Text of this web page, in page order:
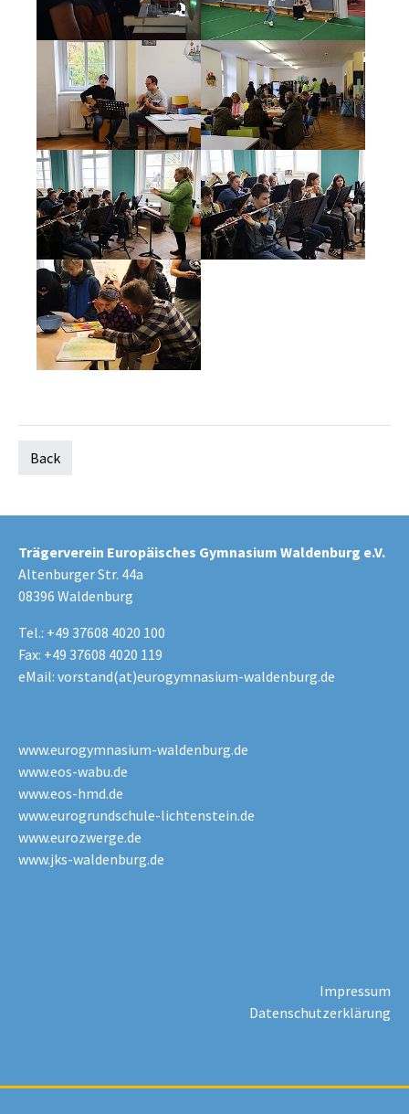
Back
Trägerverein Europäisches Gymnasium Waldenburg e.V.
Altenburger Str. 44a
08396 Waldenburg
Tel.: +49 37608 4020 100
Fax: +49 37608 4020 119
eMail: vorstand(at)eurogymnasium-waldenburg.de
www.eurogymnasium-waldenburg.de
www.eos-wabu.de
www.eos-hmd.de
www.eurogrundschule-lichtenstein.de
www.eurozwerge.de
www.jks-waldenburg.de
Impressum
Datenschutzerklärung